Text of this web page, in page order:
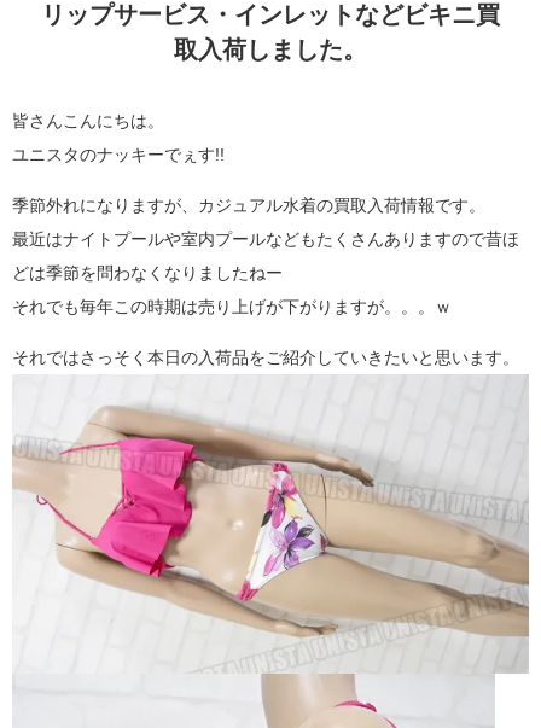
リップサービス・インレットなどビキニ買
取入荷しました。
皆さんこんにちは。
ユニスタのナッキーでぇす!!
季節外れになりますが、カジュアル水着の買取入荷情報です。
最近はナイトプールや室内プールなどもたくさんありますので昔ほ
どは季節を問わなくなりましたねー
それでも毎年この時期は売り上げが下がりますが。。。ｗ
それではさっそく本日の入荷品をご紹介していきたいと思います。